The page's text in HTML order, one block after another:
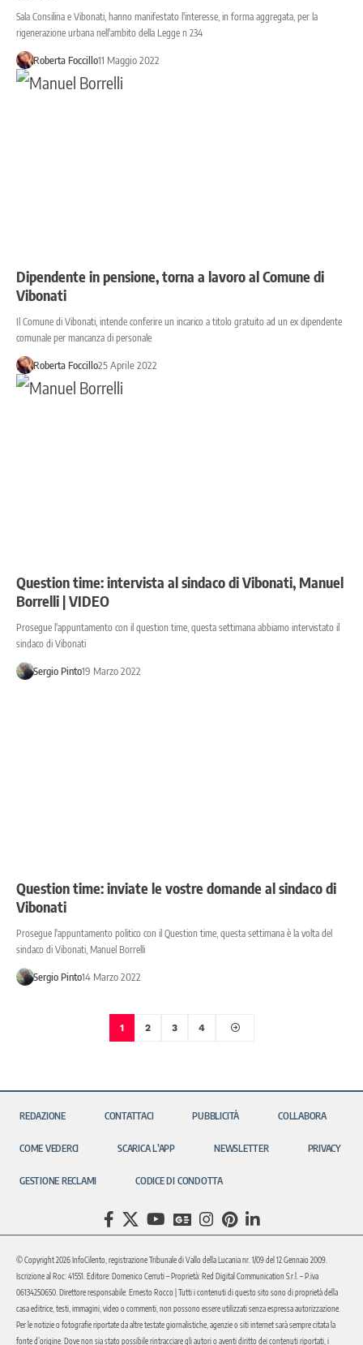
Sala Consilina e Vibonati, hanno manifestato l'interesse, in forma aggregata, per la
rigenerazione urbana nell'ambito della Legge n 234
Roberta Foccillo11 Maggio 2022
Dipendente in pensione, torna a lavoro al Comune di
Vibonati
Il Comune di Vibonati, intende conferire un incarico a titolo gratuito ad un ex dipendente
comunale per mancanza di personale
Roberta Foccillo25 Aprile 2022
Question time: intervista al sindaco di Vibonati, Manuel
Borrelli | VIDEO
Prosegue l'appuntamento con il question time, questa settimana abbiamo intervistato il
sindaco di Vibonati
Sergio Pinto19 Marzo 2022
Question time: inviate le vostre domande al sindaco di
Vibonati
Prosegue l'appuntamento politico con il Question time, questa settimana è la volta del
sindaco di Vibonati, Manuel Borrelli
Sergio Pinto14 Marzo 2022
1 2 3 4
REDAZIONE CONTATTACI PUBBLICITÀ COLLABORA
COME VEDERCI SCARICA L’APP NEWSLETTER PRIVACY
GESTIONE RECLAMI CODICE DI CONDOTTA
© Copyright 2026 InfoCilento, registrazione Tribunale di Vallo della Lucania nr. 1/09 del 12 Gennaio 2009.
Iscrizione al Roc: 41551. Editore: Domenico Cerruti – Proprietà: Red Digital Communication S.r.l. – P.iva
06134250650. Direttore responsabile: Ernesto Rocco | Tutti i contenuti di questo sito sono di proprietà della
casa editrice, testi, immagini, video o commenti, non possono essere utilizzati senza espressa autorizzazione.
Per le notizie o fotografie riportate da altre testate giornalistiche, agenzie o siti internet sarà sempre citata la
fonte d’origine. Dove non sia stato possibile rintracciare gli autori o aventi diritto dei contenuti riportati, i